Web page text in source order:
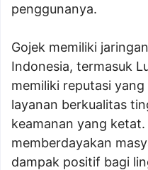
penggunanya.
Gojek memiliki
Indonesia, termasuk
memiliki reputasi
layanan berkualitas
keamanan yang
memberdayakan
dampak positif bagi